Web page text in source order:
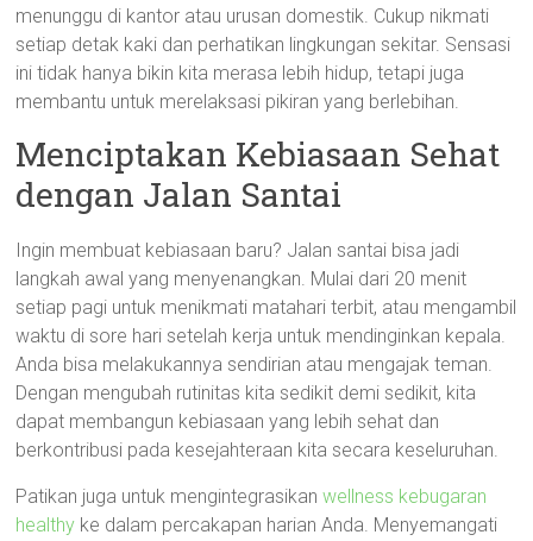
menunggu di kantor atau urusan domestik. Cukup nikmati
setiap detak kaki dan perhatikan lingkungan sekitar. Sensasi
ini tidak hanya bikin kita merasa lebih hidup, tetapi juga
membantu untuk merelaksasi pikiran yang berlebihan.
Menciptakan Kebiasaan Sehat
dengan Jalan Santai
Ingin membuat kebiasaan baru? Jalan santai bisa jadi
langkah awal yang menyenangkan. Mulai dari 20 menit
setiap pagi untuk menikmati matahari terbit, atau mengambil
waktu di sore hari setelah kerja untuk mendinginkan kepala.
Anda bisa melakukannya sendirian atau mengajak teman.
Dengan mengubah rutinitas kita sedikit demi sedikit, kita
dapat membangun kebiasaan yang lebih sehat dan
berkontribusi pada kesejahteraan kita secara keseluruhan.
Patikan juga untuk mengintegrasikanwellness kebugaran
healthy ke dalam percakapan harian Anda. Menyemangati